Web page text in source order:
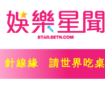
針線緣 請世界吃桌